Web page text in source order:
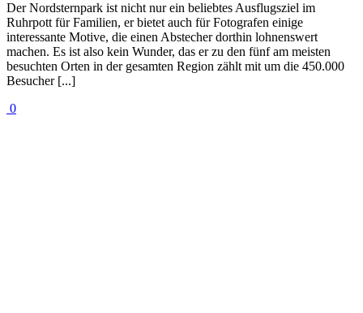
Der Nordsternpark ist nicht nur ein beliebtes Ausflugsziel im
Ruhrpott für Familien, er bietet auch für Fotografen einige
interessante Motive, die einen Abstecher dorthin lohnenswert
machen. Es ist also kein Wunder, das er zu den fünf am meisten
besuchten Orten in der gesamten Region zählt mit um die 450.000
Besucher [...]
0